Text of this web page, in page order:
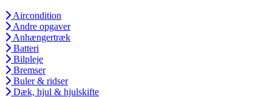
Aircondition
Andre opgaver
Anhængertræk
Batteri
Bilpleje
Bremser
Buler & ridser
Dæk, hjul & hjulskifte